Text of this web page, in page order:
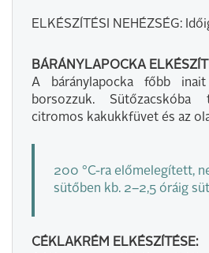
ELKÉSZÍTÉSI NEHÉZSÉG:
BÁRÁNYLAPOCKA
A báránylapocka főbb
borsozzuk.
citromos kakukkfüvet és az
200 °C-ra előmelegített,
sütőben kb. 2–2,5 óráig
CÉKLAKRÉM ELKÉSZÍTÉSE: